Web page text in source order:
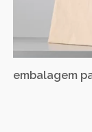
embalagem